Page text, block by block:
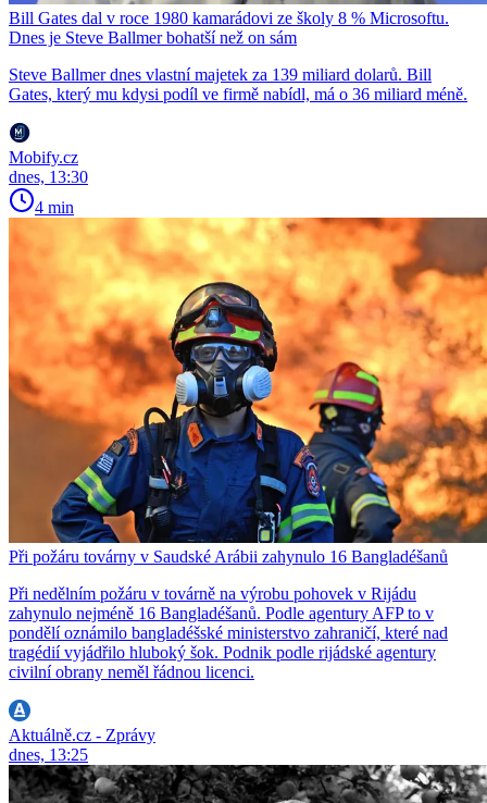
Bill Gates dal v roce 1980 kamarádovi ze školy 8 % Microsoftu.
Dnes je Steve Ballmer bohatší než on sám
Steve Ballmer dnes vlastní majetek za 139 miliard dolarů. Bill
Gates, který mu kdysi podíl ve firmě nabídl, má o 36 miliard méně.
Mobify.cz
dnes, 13:30
4 min
Při požáru továrny v Saudské Arábii zahynulo 16 Bangladéšanů
Při nedělním požáru v továrně na výrobu pohovek v Rijádu
zahynulo nejméně 16 Bangladéšanů. Podle agentury AFP to v
pondělí oznámilo bangladéšské ministerstvo zahraničí, které nad
tragédií vyjádřilo hluboký šok. Podnik podle rijádské agentury
civilní obrany neměl řádnou licenci.
Aktuálně.cz - Zprávy
dnes, 13:25